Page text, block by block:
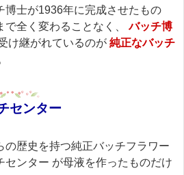
博士が1936年に完成させたもの
で全く変わることなく、バッチ博
け継がれているのが 純正なバッチ
センター
歴史を持つ純正バッチフラワー
センター が母液を作ったものだけ